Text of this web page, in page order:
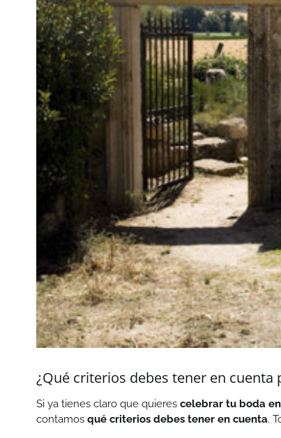
¿Qué criterios debes tener en
Si ya tienes claro que quieres celebrar tu boda
contamos qué criterios debes tener en cuenta.